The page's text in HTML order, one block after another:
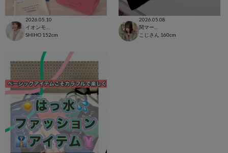
2026.05.10
SHIHO 152cm
2026.05.08
こじさん 160cm